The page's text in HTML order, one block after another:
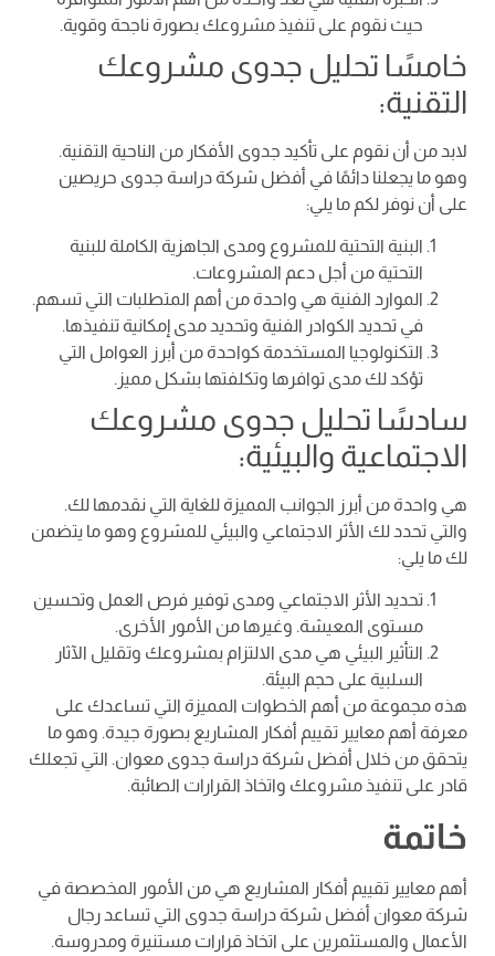
حيث نقوم على تنفيذ مشروعك بصورة ناجحة وقوية.
خامسًا تحليل جدوى مشروعك
التقنية:
لابد من أن نقوم على تأكيد جدوى الأفكار من الناحية التقنية.
وهو ما يجعلنا دائمًا في أفضل شركة دراسة جدوى حريصين
على أن نوفر لكم ما يلي:
البنية التحتية للمشروع ومدى الجاهزية الكاملة للبنية
التحتية من أجل دعم المشروعات.
الموارد الفنية هي واحدة من أهم المتطلبات التي تسهم.
في تحديد الكوادر الفنية وتحديد مدى إمكانية تنفيذها.
التكنولوجيا المستخدمة كواحدة من أبرز العوامل التي
تؤكد لك مدى توافرها وتكلفتها بشكل مميز.
سادسًا تحليل جدوى مشروعك
الاجتماعية والبيئية:
هي واحدة من أبرز الجوانب المميزة للغاية التي نقدمها لك.
والتي تحدد لك الأثر الاجتماعي والبيئي للمشروع وهو ما يتضمن
لك ما يلي:
تحديد الأثر الاجتماعي ومدى توفير فرص العمل وتحسين
مستوى المعيشة. وغيرها من الأمور الأخرى.
التأثير البيئي هي مدى الالتزام بمشروعك وتقليل الآثار
السلبية على حجم البيئة.
هذه مجموعة من أهم الخطوات المميزة التي تساعدك على
معرفة أهم معايير تقييم أفكار المشاريع بصورة جيدة. وهو ما
يتحقق من خلال أفضل شركة دراسة جدوى معوان. التي تجعلك
قادر على تنفيذ مشروعك واتخاذ القرارات الصائبة.
خاتمة
أهم معايير تقييم أفكار المشاريع هي من الأمور المخصصة في
شركة معوان أفضل شركة دراسة جدوى التي تساعد رجال
الأعمال والمستثمرين على اتخاذ قرارات مستنيرة ومدروسة.